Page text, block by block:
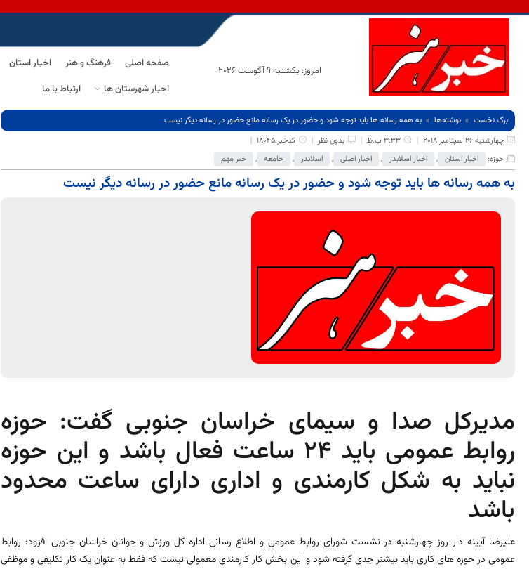
امروز: یکشنبه 9 آگوست 2026
صفحه اصلی فرهنگ و هنر اخبار استان
اخبار شهرستان ها
ارتباط با ما
برگ نخست نوشته‌ها
به همه رسانه ها باید توجه شود و حضور در یک رسانه مانع حضور در رسانه دیگر نیست
چهارشنبه 26 سپتامبر 2018
3:33 ب.ظ بدون نظر
کدخبر:18045
حوزه:
اخبار استان , اخبار اسلایدر , اخبار اصلی , اسلایدر , جامعه , خبر مهم
به همه رسانه ها باید توجه شود و حضور در یک رسانه مانع حضور در رسانه دیگر نیست
مدیرکل صدا و سیمای خراسان جنوبی گفت: حوزه
روابط عمومی باید 24 ساعت فعال باشد و این حوزه
نباید به شکل کارمندی و اداری دارای ساعت محدود
باشد
علیرضا آیینه دار روز چهارشنبه در نشست شورای روابط عمومی و اطلاع رسانی اداره کل ورزش و جوانان خراسان جنوبی افزود: روابط
عمومی در حوزه های کاری باید بیشتر جدی گرفته شود و این بخش کار کارمندی معمولی نیست که فقط به عنوان یک کار تکلیفی و موظفی